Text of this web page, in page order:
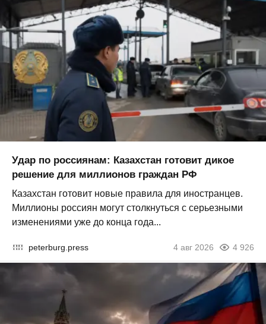
Удар по россиянам: Казахстан готовит дикое
решение для миллионов граждан РФ
Казахстан готовит новые правила для иностранцев.
Миллионы россиян могут столкнуться с серьезными
изменениями уже до конца года...
peterburg.press 4 авг 2026 4 926